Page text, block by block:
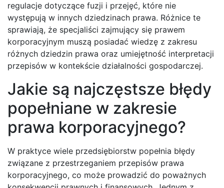
regulacje dotyczące fuzji i przejęć, które nie
występują w innych dziedzinach prawa. Różnice te
sprawiają, że specjaliści zajmujący się prawem
korporacyjnym muszą posiadać wiedzę z zakresu
różnych dziedzin prawa oraz umiejętność interpretacji
przepisów w kontekście działalności gospodarczej.
Jakie są najczęstsze błędy
popełniane w zakresie
prawa korporacyjnego?
W praktyce wiele przedsiębiorstw popełnia błędy
związane z przestrzeganiem przepisów prawa
korporacyjnego, co może prowadzić do poważnych